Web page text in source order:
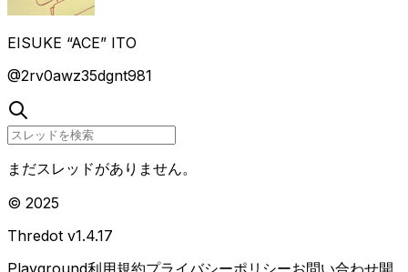
EISUKE “ACE” ITO
@2rv0awz35dgnt981
まだスレッドがありません。
© 2025
Thredot v1.4.17
Playground利用規約プライバシーポリシーお問い合わせ開